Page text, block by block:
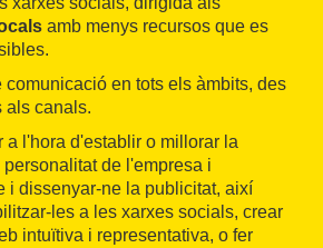
amb menys recursos que es
comunicació en tots els àmbits, des
als canals.
a l'hora d'establir o millorar la
de l'empresa i
i dissenyar-ne la publicitat, així
les a les xarxes socials, crear
intuïtiva i representativa, o fer